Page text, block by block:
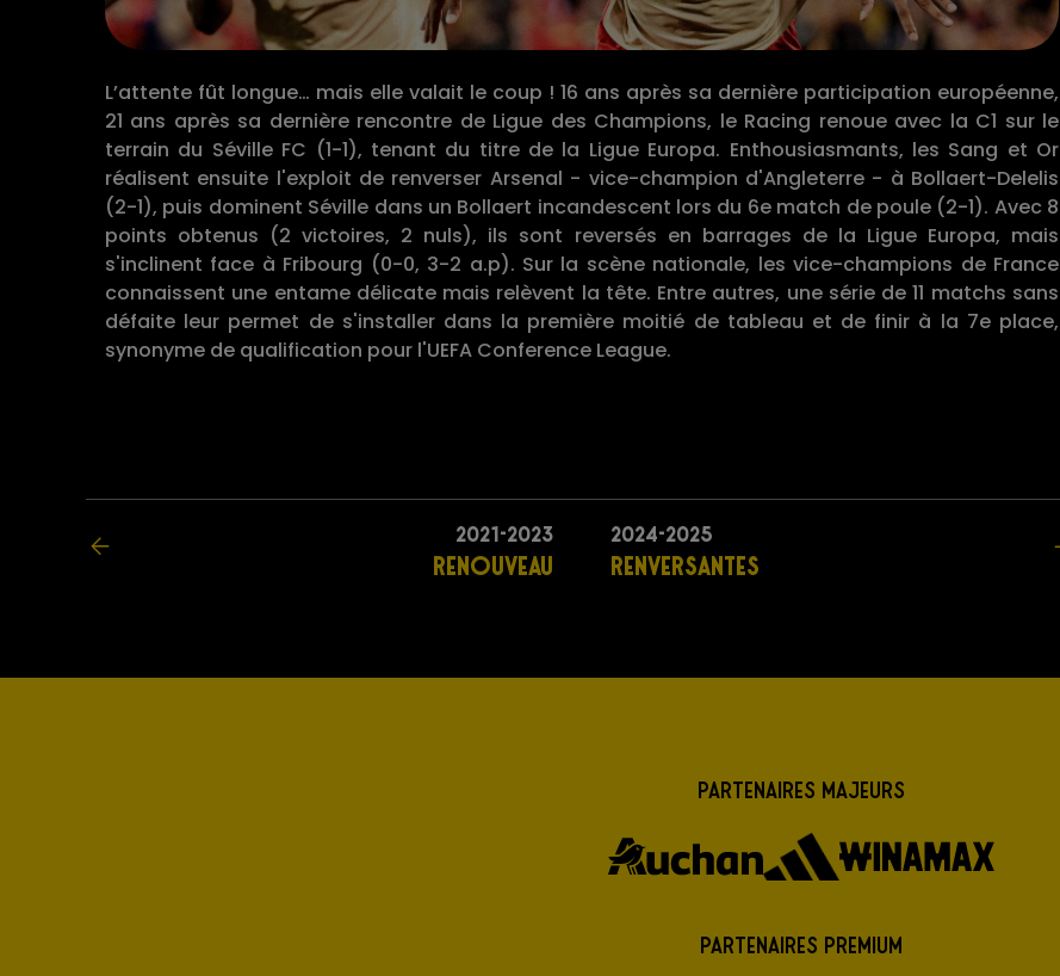
L’attente fût longue… mais elle valait le coup ! 16 ans après sa dernière participation européenne,
21 ans après sa dernière rencontre de Ligue des Champions, le Racing renoue avec la C1 sur le
terrain du Séville FC (1-1), tenant du titre de la Ligue Europa. Enthousiasmants, les Sang et Or
réalisent ensuite l'exploit de renverser Arsenal - vice-champion d'Angleterre - à Bollaert-Delelis
(2-1), puis dominent Séville dans un Bollaert incandescent lors du 6e match de poule (2-1). Avec 8
points obtenus (2 victoires, 2 nuls), ils sont reversés en barrages de la Ligue Europa, mais
s'inclinent face à Fribourg (0-0, 3-2 a.p). Sur la scène nationale, les vice-champions de France
connaissent une entame délicate mais relèvent la tête. Entre autres, une série de 11 matchs sans
défaite leur permet de s'installer dans la première moitié de tableau et de finir à la 7e place,
synonyme de qualification pour l'UEFA Conference League.
2021-2023
RENOUVEAU
2024-2025
RENVERSANTES
Partenaires majeurs
Partenaires premium